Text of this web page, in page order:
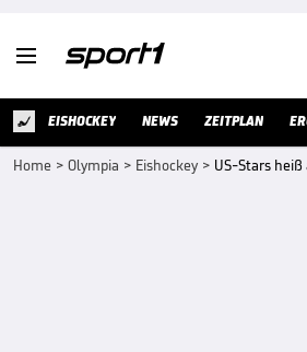

EISHOCKEY NEWS ZEITPLAN
Home > Olympia > Eishockey > US-Stars